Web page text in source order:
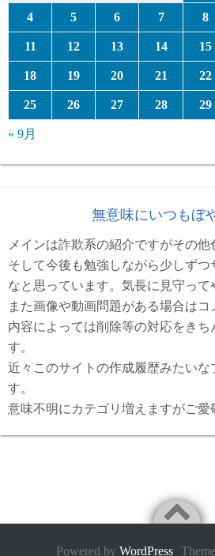
4 5 6 7 8
11 12 13 14 15
18 19 20 21 22
25 26 27 28 29
« 9月
無意味にいつもぼ
メインは詐欺系の紹介ですがその他
そして今後も勉強しながら少しずつ
なと思っています。気長に見守って
また画像や動画問題がある場合はコ
内容によっては削除等の対応をきち
す。
近々このサイトの作成履歴みたいな
す。
意味不明にカテゴリ増えますがご愛
Powered by WordPress